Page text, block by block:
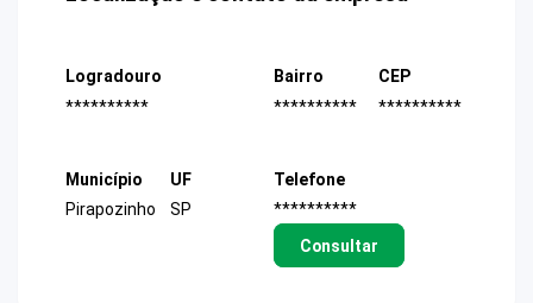
Logradouro
**********
Bairro
**********
CEP
**********
Município
Pirapozinho
UF
SP
Telefone
**********
Consultar